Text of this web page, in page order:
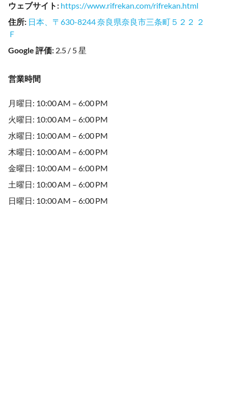
ウェブサイト : https://www.rifrekan.com/rifrekan.html
住所: 日本、〒630-8244 奈良県奈良市三条町５２２ ２
Ｆ
Google 評価: 2.5 / 5 星
営業時間
月曜日: 10:00 AM – 6:00 PM
火曜日: 10:00 AM – 6:00 PM
水曜日: 10:00 AM – 6:00 PM
木曜日: 10:00 AM – 6:00 PM
金曜日: 10:00 AM – 6:00 PM
土曜日: 10:00 AM – 6:00 PM
日曜日: 10:00 AM – 6:00 PM